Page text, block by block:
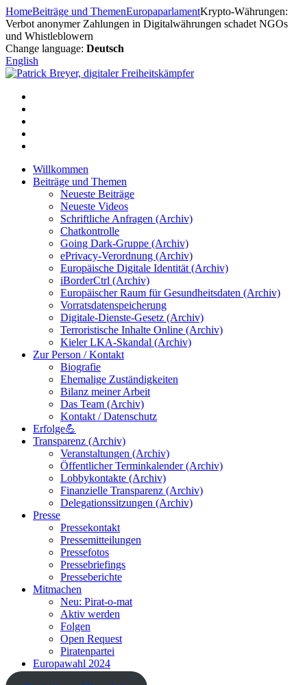
Zum
Inhalt
springen
HomeBeiträge und ThemenEuropaparlamentKrypto-Währungen:
Verbot anonymer Zahlungen in Digitalwährungen schadet NGOs
und Whistleblowern
Change language: Deutsch
English
Willkommen
Beiträge und Themen
Neueste Beiträge
Neueste Videos
Schriftliche Anfragen (Archiv)
Chatkontrolle
Going Dark-Gruppe (Archiv)
ePrivacy-Verordnung (Archiv)
Europäische Digitale Identität (Archiv)
iBorderCtrl (Archiv)
Europäischer Raum für Gesundheitsdaten (Archiv)
Vorratsdatenspeicherung
Digitale-Dienste-Gesetz (Archiv)
Terroristische Inhalte Online (Archiv)
Kieler LKA-Skandal (Archiv)
Zur Person / Kontakt
Biografie
Ehemalige Zuständigkeiten
Bilanz meiner Arbeit
Das Team (Archiv)
Kontakt / Datenschutz
Erfolge💪
Transparenz (Archiv)
Veranstaltungen (Archiv)
Öffentlicher Terminkalender (Archiv)
Lobbykontakte (Archiv)
Finanzielle Transparenz (Archiv)
Delegationssitzungen (Archiv)
Presse
Pressekontakt
Pressemitteilungen
Pressefotos
Pressebriefings
Presseberichte
Mitmachen
Neu: Pirat-o-mat
Aktiv werden
Folgen
Open Request
Piratenpartei
Europawahl 2024